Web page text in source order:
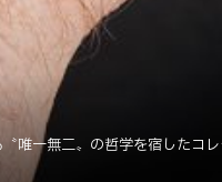
唯一無二〟の哲学を宿したコ